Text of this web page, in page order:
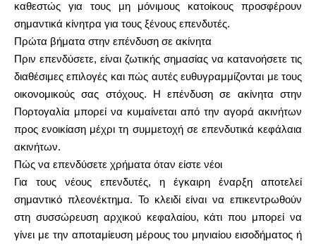
Ιστολόγιο
Επικοινωνήστε μαζί μας
Βοήθεια
Ο λογαριασμός μου
καθεστώς για τους μη μόνιμους κατοίκους προσφέρουν
σημαντικά κίνητρα για τους ξένους επενδυτές.
Πρώτα βήματα στην επένδυση σε ακίνητα
Πριν επενδύσετε, είναι ζωτικής σημασίας να κατανοήσετε τις
διαθέσιμες επιλογές και πώς αυτές ευθυγραμμίζονται με τους
οικονομικούς σας στόχους. Η επένδυση σε ακίνητα στην
Πορτογαλία μπορεί να κυμαίνεται από την αγορά ακινήτων
προς ενοικίαση μέχρι τη συμμετοχή σε επενδυτικά κεφάλαια
ακινήτων.
Πώς να επενδύσετε χρήματα όταν είστε νέοι
Για τους νέους επενδυτές, η έγκαιρη έναρξη αποτελεί
σημαντικό πλεονέκτημα. Το κλειδί είναι να επικεντρωθούν
στη συσσώρευση αρχικού κεφαλαίου, κάτι που μπορεί να
γίνει με την αποταμίευση μέρους του μηνιαίου εισοδήματος ή